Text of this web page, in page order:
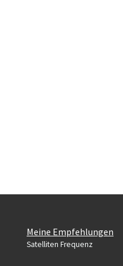
Meine Empfehlungen
Satelliten Frequenz